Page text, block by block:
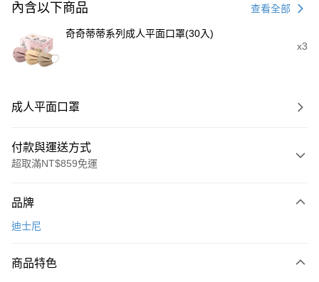
內含以下商品 查看全部
奇奇蒂蒂系列成人平面口罩(30入)
x3
成人平面口罩
付款與運送方式
超取滿NT$859免運
信用卡一次付款
LINE Pay
品牌
迪士尼
商品特色